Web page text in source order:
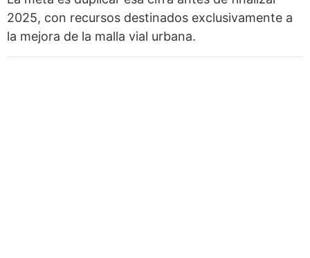
2025, con recursos destinados exclusivamente a
la mejora de la malla vial urbana.